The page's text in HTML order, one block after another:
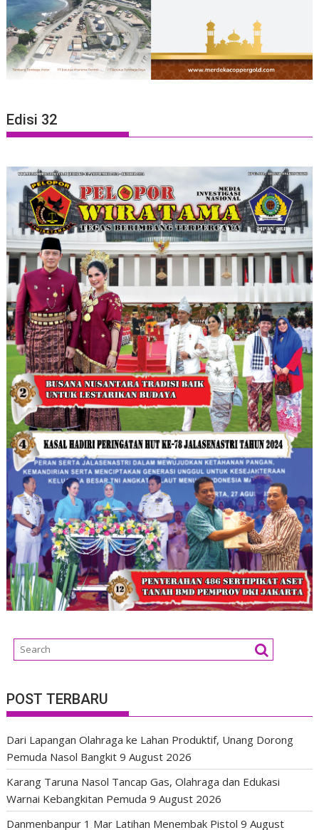
Edisi 32
POST TERBARU
Dari Lapangan Olahraga ke Lahan Produktif, Unang Dorong
Pemuda Nasol Bangkit 9 August 2026
Karang Taruna Nasol Tancap Gas, Olahraga dan Edukasi
Warnai Kebangkitan Pemuda 9 August 2026
Danmenbanpur 1 Mar Latihan Menembak Pistol 9 August